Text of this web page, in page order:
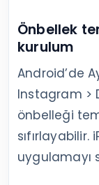
Önbellek
kurulum
Android’de
Instagram >
önbelleği
sıfırlayabilir.
uygulamayı